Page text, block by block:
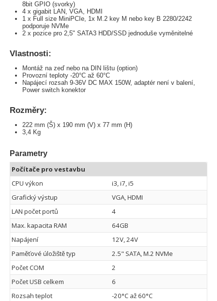
8bit GPIO (svorky)
4 x gigabit LAN, VGA, HDMI
1 x Full size MiniPCIe, 1x M.2 key M nebo key B 2280/2242
podporuje NVMe
2 x pozice pro 2,5" SATA3 HDD/SSD jednoduše vyměnitelné
Vlastnosti:
Montáž na zeď nebo na DIN lištu (option)
Provozní teploty -20°C až 60°C
Napájecí rozsah 9-36V DC MAX 150W, adaptér není v balení,
Power switch konektor
Rozměry:
222 mm (Š) x 190 mm (V) x 77 mm (H)
3,4 Kg
Parametry
Počítače pro vestavbu
CPU výkon
i3, i7, i5
Grafický výstup
VGA, HDMI
LAN počet portů
4
Max. kapacita RAM
64GB
Napájení
12V, 24V
Paměťové úložiště typ
2.5" SATA, M.2 NVMe
Počet COM
2
Počet USB celkem
6
Rozsah teplot
-20°C až 60°C